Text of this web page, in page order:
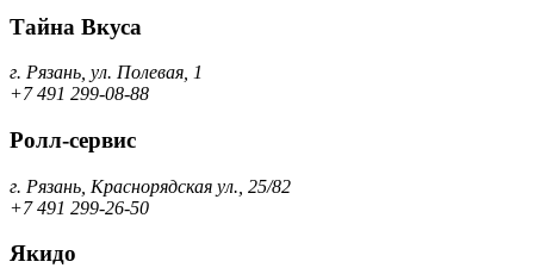
Тайна Вкуса
г. Рязань, ул. Полевая, 1
+7 491 299-08-88
Ролл-сервис
г. Рязань, Краснорядская ул., 25/82
+7 491 299-26-50
Якидо